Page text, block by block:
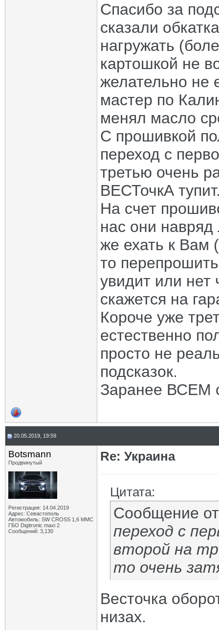
Спасибо за
сказали
нагружать
картошкой не
желательно не
мастер по
менял масло
С прошивкой
переход с
третью очень
ВЕСТочкА
На счет
нас они
же ехать к Вам
то
увидит или нет
скажется на
Короче уже
естественно
просто не
подсказок.
Заранее ВСЕМ
20.05.2019, 19:59
Botsmann
Продвинутый
Регистрация: 14.04.2019
Адрес: Севастополь
Автомобиль: SW CROSS 1,6 ММС
ГБО Digitronic maxi 2
Сообщений: 3,130
Re: Украина
Цитата:
Сообщение
переход с
второй на
то очень
Весточка
низах.